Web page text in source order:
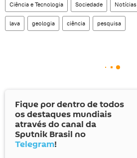
Ciência e Tecnologia Sociedade Notícias
lava geologia ciência pesquisa
Fique por dentro de todos
os destaques mundiais
através do canal da
Sputnik Brasil no
Telegram!